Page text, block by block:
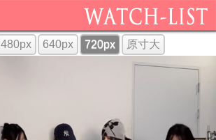
480px 640px 720px 原寸大